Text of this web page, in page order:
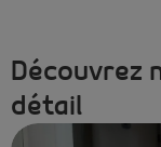
Découvrez
détail